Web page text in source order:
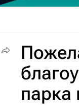
парка